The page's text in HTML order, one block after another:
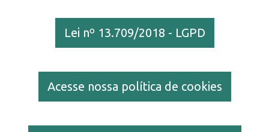
Lei nº 13.709/2018 - LGPD
Acesse nossa política de cookies